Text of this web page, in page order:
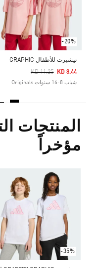
-20%
تيشيرت للأطفال GRAPHIC
Price Reduced From
KD 11.25
To KD 8.44
شباب 8-16 سنوات Originals
المنتجات
مؤخراً
-35%